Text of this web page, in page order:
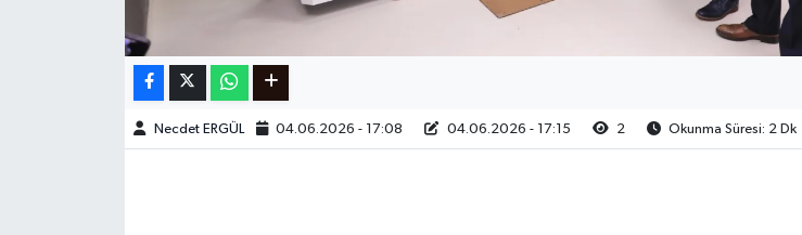
Necdet ERGÜL 04.06.2026 - 17:08 04.06.2026 - 17:15 2 Okunma Süresi: 2 Dk